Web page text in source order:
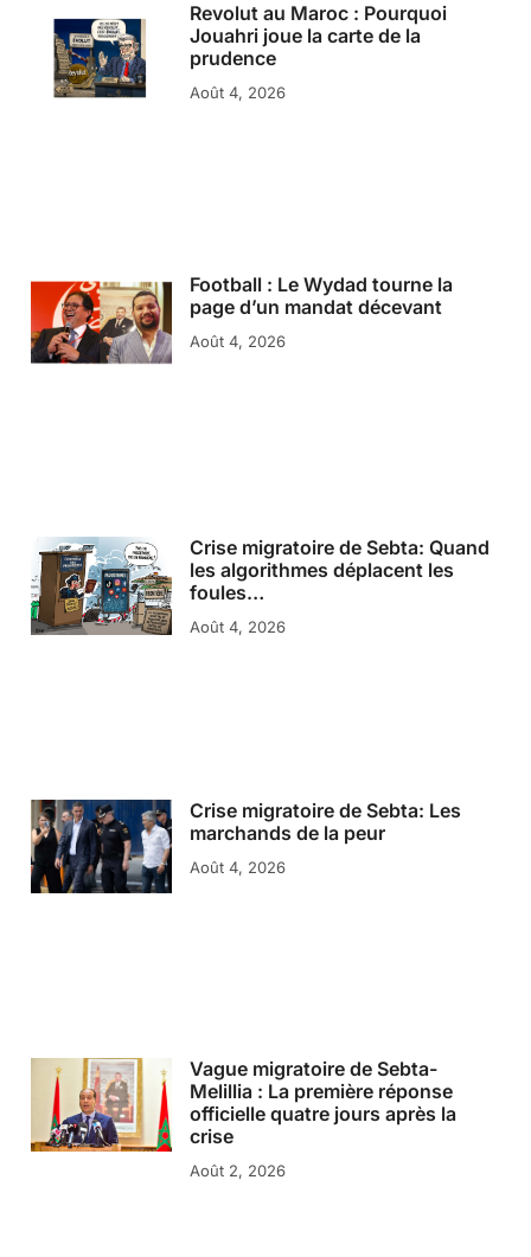
Revolut au Maroc : Pourquoi
Jouahri joue la carte de la
prudence
Août 4, 2026
Football : Le Wydad tourne la
page d’un mandat décevant
Août 4, 2026
Crise migratoire de Sebta: Quand
les algorithmes déplacent les
foules…
Août 4, 2026
Crise migratoire de Sebta: Les
marchands de la peur
Août 4, 2026
Vague migratoire de Sebta-
Melillia : La première réponse
officielle quatre jours après la
crise
Août 2, 2026